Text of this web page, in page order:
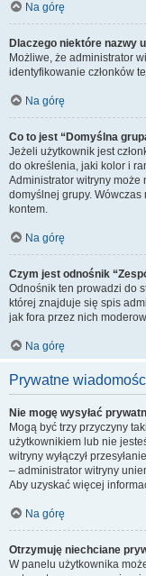
Na górę
Dlaczego niektóre nazwy
Możliwe, że administrator
identyfikowanie członków
Na górę
Co to jest “Domyślna
Jeżeli użytkownik jest
do określenia, jaki kolor i
Administrator witryny
domyślnej grupy.
kontem.
Na górę
Czym jest odnośnik
Odnośnik ten prowadzi do
której znajduje się spis
jak fora przez nich
Na górę
Prywatne
Nie mogę wysyłać
Mogą być trzy przyczyny
użytkownikiem lub nie
witryny wyłączył
– administrator witryny
Aby uzyskać więcej
Na górę
Otrzymuję niechciane
W panelu użytkownika